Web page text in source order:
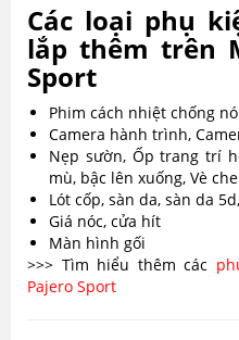
Các loại phụ
lắp thêm trên
Sport
Phim cách nhiệt chống
Camera hành trình,
Nẹp sườn, Ốp trang trí
mù, bậc lên xuống, Vè
Lót cốp, sàn da, sàn da
Giá nóc, cửa hít
Màn hình gối
>>> Tìm hiểu thêm các
Pajero Sport